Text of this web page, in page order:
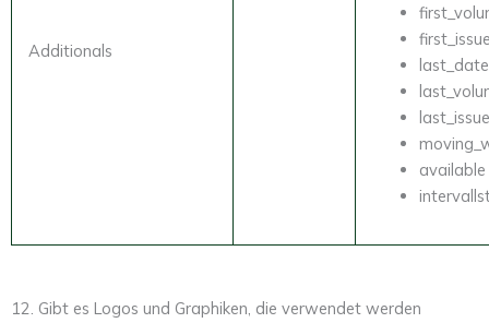
Additionals
last_date
available
12. Gibt es Logos und Graphiken, die verwendet werden